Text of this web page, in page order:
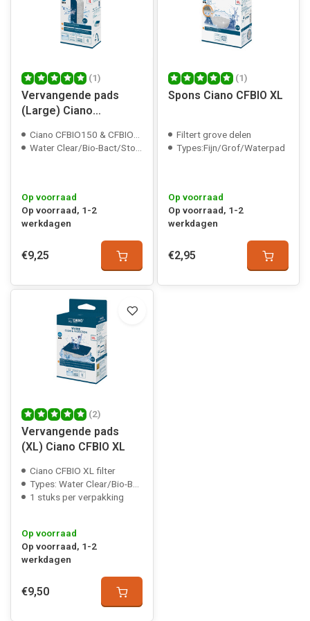
(1)
Vervangende pads
(Large) Ciano
Ciano CFBIO150 & CFBIO250
Water Clear/Bio-Bact/Stop-Algae
Op voorraad
Op voorraad, 1-2
werkdagen
€9,25
(1)
Spons Ciano CFBIO XL
Filtert grove delen
Types:Fijn/Grof/Waterpad
Op voorraad
Op voorraad, 1-2
werkdagen
€2,95
(2)
Vervangende pads
(XL) Ciano CFBIO XL
Ciano CFBIO XL filter
Types: Water Clear/Bio-Bact/Stop-Algae
1 stuks per verpakking
Op voorraad
Op voorraad, 1-2
werkdagen
€9,50